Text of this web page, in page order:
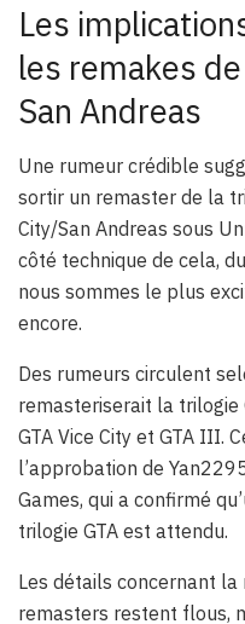
Les
les remakes
San Andreas
Une rumeur crédible
sortir un remaster de la
City/San Andreas sous
côté technique de cela,
nous sommes le plus
encore.
Des rumeurs circulent
remasteriserait la trilogie
GTA Vice City et GTA III.
l’approbation de
Games, qui a confirmé
trilogie GTA est attendu.
Les détails concernant
remasters restent flous,